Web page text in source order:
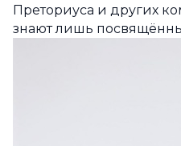
Преториуса и других
знают лишь